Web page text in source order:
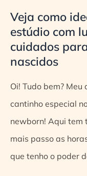
Veja como
estúdio com
cuidados
nascidos
Oi! Tudo bem?
cantinho especial
newborn! Aqui tem
mais passo as
que tenho o poder